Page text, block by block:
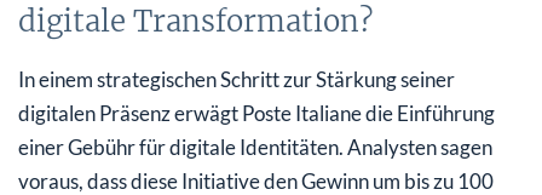
digitale Transformation?
In einem strategischen Schritt zur Stärkung seiner
digitalen Präsenz erwägt Poste Italiane die Einführung
einer Gebühr für digitale Identitäten. Analysten sagen
voraus, dass diese Initiative den Gewinn um bis zu 100